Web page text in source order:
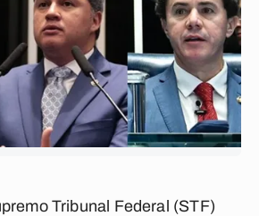
Tribunal Federal (STF)